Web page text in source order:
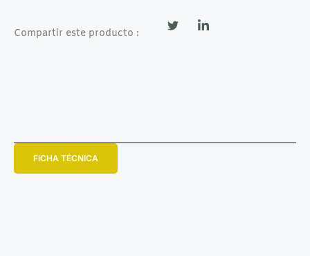
Compartir este producto :
FICHA TÉCNICA